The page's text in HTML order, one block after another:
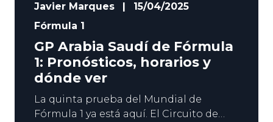
Javier Marques |
15/04/2025
Fórmula 1
GP Arabia Saudí de Fórmula
1: Pronósticos, horarios y
dónde ver
La quinta prueba del Mundial de
Fórmula 1 ya está aquí. El Circuito de